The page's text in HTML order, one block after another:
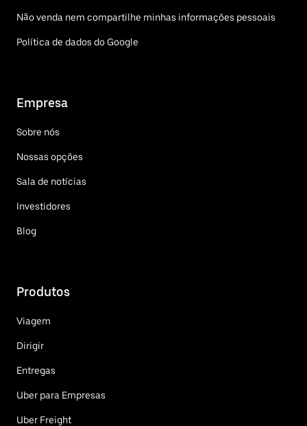
Não venda nem compartilhe minhas informações pessoais
Política de dados do Google
Empresa
Sobre nós
Nossas opções
Sala de notícias
Investidores
Blog
Produtos
Viagem
Dirigir
Entregas
Uber para Empresas
Uber Freight